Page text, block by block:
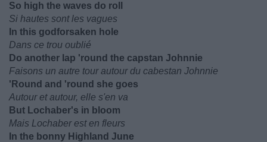
So high the waves do roll
Si hautes sont les vagues
In this godforsaken hole
Dans ce trou oublié
Do another lap 'round the capstan Johnnie
Faisons un autre tour autour du cabestan Johnnie
'Round and 'round she goes
Autour et autour, elle s'en va
But Lochaber's in bloom
Mais Lochaber est en fleurs
In the bonny Highland June